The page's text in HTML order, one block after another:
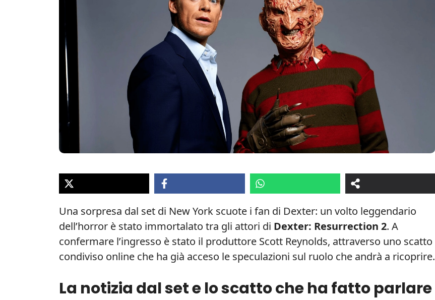
Una sorpresa dal set di New York scuote i fan di Dexter: un volto leggendario
dell’horror è stato immortalato tra gli attori di Dexter: Resurrection 2. A
confermare l’ingresso è stato il produttore Scott Reynolds, attraverso uno scatto
condiviso online che ha già acceso le speculazioni sul ruolo che andrà a ricoprire.
La notizia dal set e lo scatto che ha fatto parlare